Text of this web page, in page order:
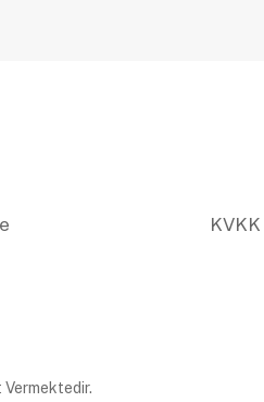
KVKK